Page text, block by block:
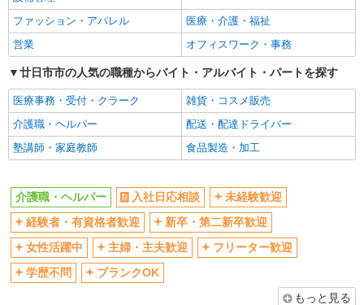
ファッション・アパレル
医療・介護・福祉
営業
オフィスワーク・事務
廿日市市の人気の職種からバイト・アルバイト・パートを探す
医療事務・受付・クラーク
雑貨・コスメ販売
介護職・ヘルパー
配送・配達ドライバー
塾講師・家庭教師
食品製造・加工
介護職・ヘルパー 入社日応相談
未経験歓迎
経験者・有資格者歓迎
新卒・第二新卒歓迎
女性活躍中
主婦・主夫歓迎
フリーター歓迎
学歴不問
ブランクOK
もっと見る